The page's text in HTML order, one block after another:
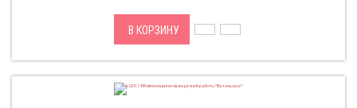
В КОРЗИНУ